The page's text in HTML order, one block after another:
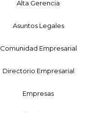
Alta Gerencia
Asuntos Legales
Comunidad Empresarial
Directorio Empresarial
Empresas